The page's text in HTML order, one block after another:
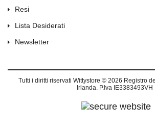
Resi
Lista Desiderati
Newsletter
Tutti i diritti riservati Wittystore © 2026 Registro
Irlanda. P.Iva IE3383493VH